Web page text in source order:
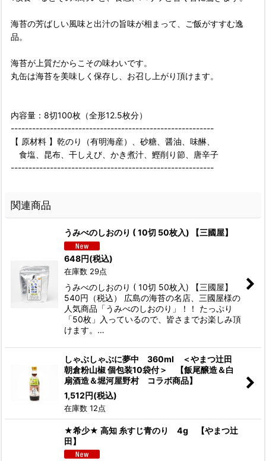
海苔の芳ばしい風味と出汁の旨味が相まって、ご飯がすすむ逸
品。
海苔が上質だからこその味わいです。
丸缶は海苔を美味しく保存し、お召し上がり頂けます。
内容量：8切100枚（全形12.5枚分）
---------------------------------------------------------
【 原材料 】乾のり（有明海産）、砂糖、醤油、味醂、
食塩、昆布、干しえび、かき煮汁、鰹削り節、唐辛子
---------------------------------------------------------
関連商品
うみべのしおのり ( 10切 50枚入) 【三國屋】
648円(税込)
在庫数 29点
うみべのしおのり ( 10切 50枚入) 【三國屋】
540円（税込） 広島の海苔の名店、三國屋様の
人気商品「うみべのしおのり」！！ たっぷり
「50枚」入っているので、皆さまでお楽しみ頂
けます。…
しゃぶしゃぶに夢中 360ml ＜やまつ辻田
朝倉粉山椒 個包装10袋付＞ 【飯尾醸造＆白
扇酒造＆堀河屋野村 コラボ商品】
1,512円(税込)
在庫数 12点
★希少★ 高知 糸すじ青のり 4g 【やまつ辻
田】